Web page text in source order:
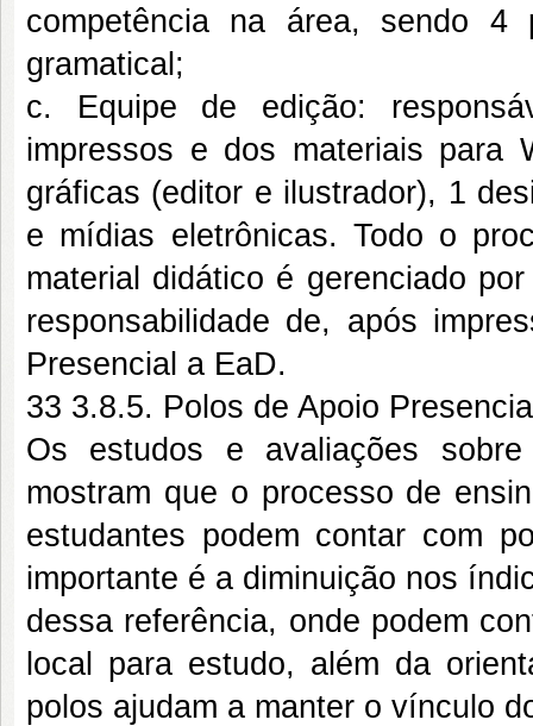
competência na área, sendo
gramatical;
c. Equipe de edição:
impressos e dos materiais para
gráficas (editor e ilustrador), 1
e mídias eletrônicas. Todo o
material didático é gerenciado
responsabilidade de, após
Presencial a EaD.
33 3.8.5. Polos de Apoio
Os estudos e avaliações
mostram que o processo de
estudantes podem contar com
importante é a diminuição nos
dessa referência, onde podem
local para estudo, além da
polos ajudam a manter o vínculo